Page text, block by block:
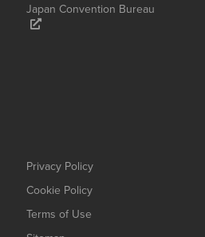
Japan Convention Bureau
Privacy Policy
Cookie Policy
Terms of Use